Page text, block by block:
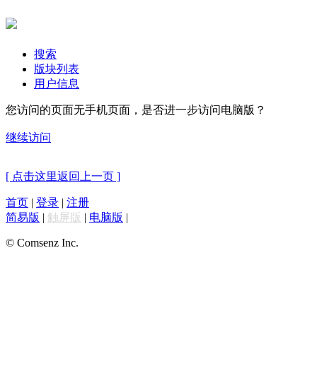
搜索
版块列表
用户信息
您访问的页面无手机页面，是否进一步访问电脑版？
继续访问
[ 点击这里返回上一页 ]
首页 | 登录 | 注册
简易版 | 触屏版 | 电脑版 |
© Comsenz Inc.